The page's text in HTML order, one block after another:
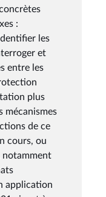
:
les
et
entre les
plus
mécanismes
de ce
cours, ou
notamment
application